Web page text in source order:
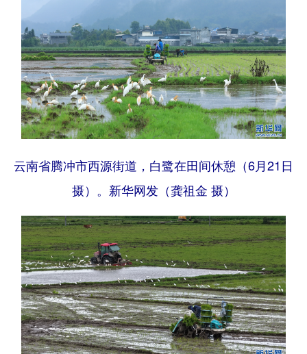
云南省腾冲市西源街道，白鹭在田间休憩（6月21日
摄）。新华网发（龚祖金 摄）